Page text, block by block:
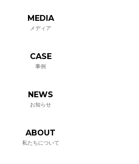
MEDIA
メディア
CASE
事例
NEWS
お知らせ
ABOUT
私たちについて